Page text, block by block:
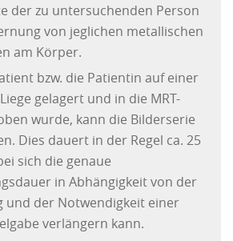
der zu untersuchenden Person
von jeglichen metallischen
am Körper.
bzw. die Patientin auf einer
gelagert und in die MRT-
wurde, kann die Bilderserie
Dies dauert in der Regel ca. 25
sich die genaue
in Abhängigkeit von der
und der Notwendigkeit einer
verlängern kann.